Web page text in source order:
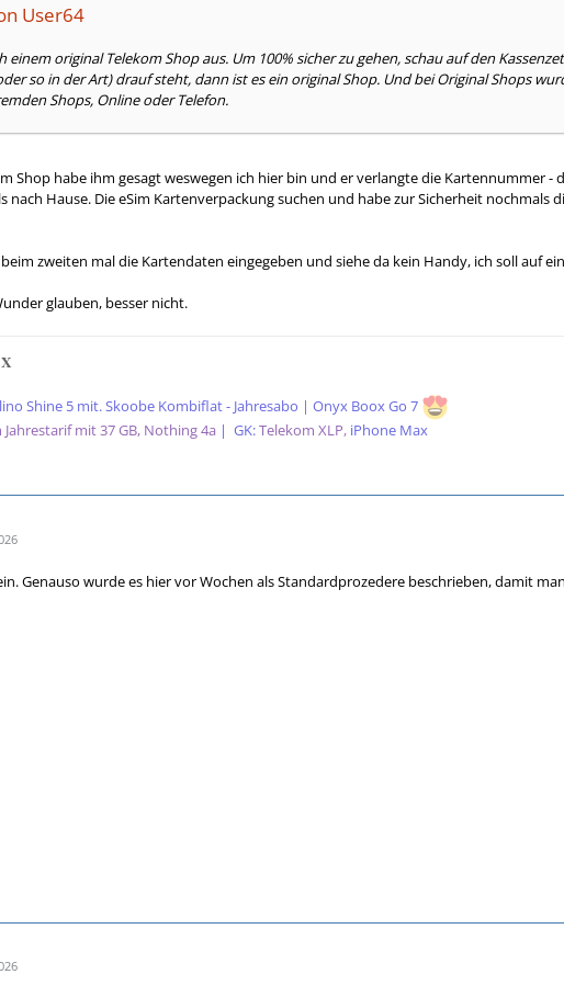
User64
einem original Telekom Shop aus. Um 100% sicher zu gehen, schau auf den
so in der Art) drauf steht, dann ist es ein original Shop. Und bei Original Shops
Shops, Online oder Telefon.
Shop habe ihm gesagt weswegen ich hier bin und er verlangte die Kartennummer
nach Hause. Die eSim Kartenverpackung suchen und habe zur Sicherheit
zweiten mal die Kartendaten eingegeben und siehe da kein Handy, ich soll auf
glauben, besser nicht.
Shine 5 mit. Skoobe Kombiflat - Jahresabo | Onyx Boox Go 7
Jahrestarif mit 37 GB, Nothing 4a | GK:Telekom XLP, iPhone Max
Genauso wurde es hier vor Wochen als Standardprozedere beschrieben, damit